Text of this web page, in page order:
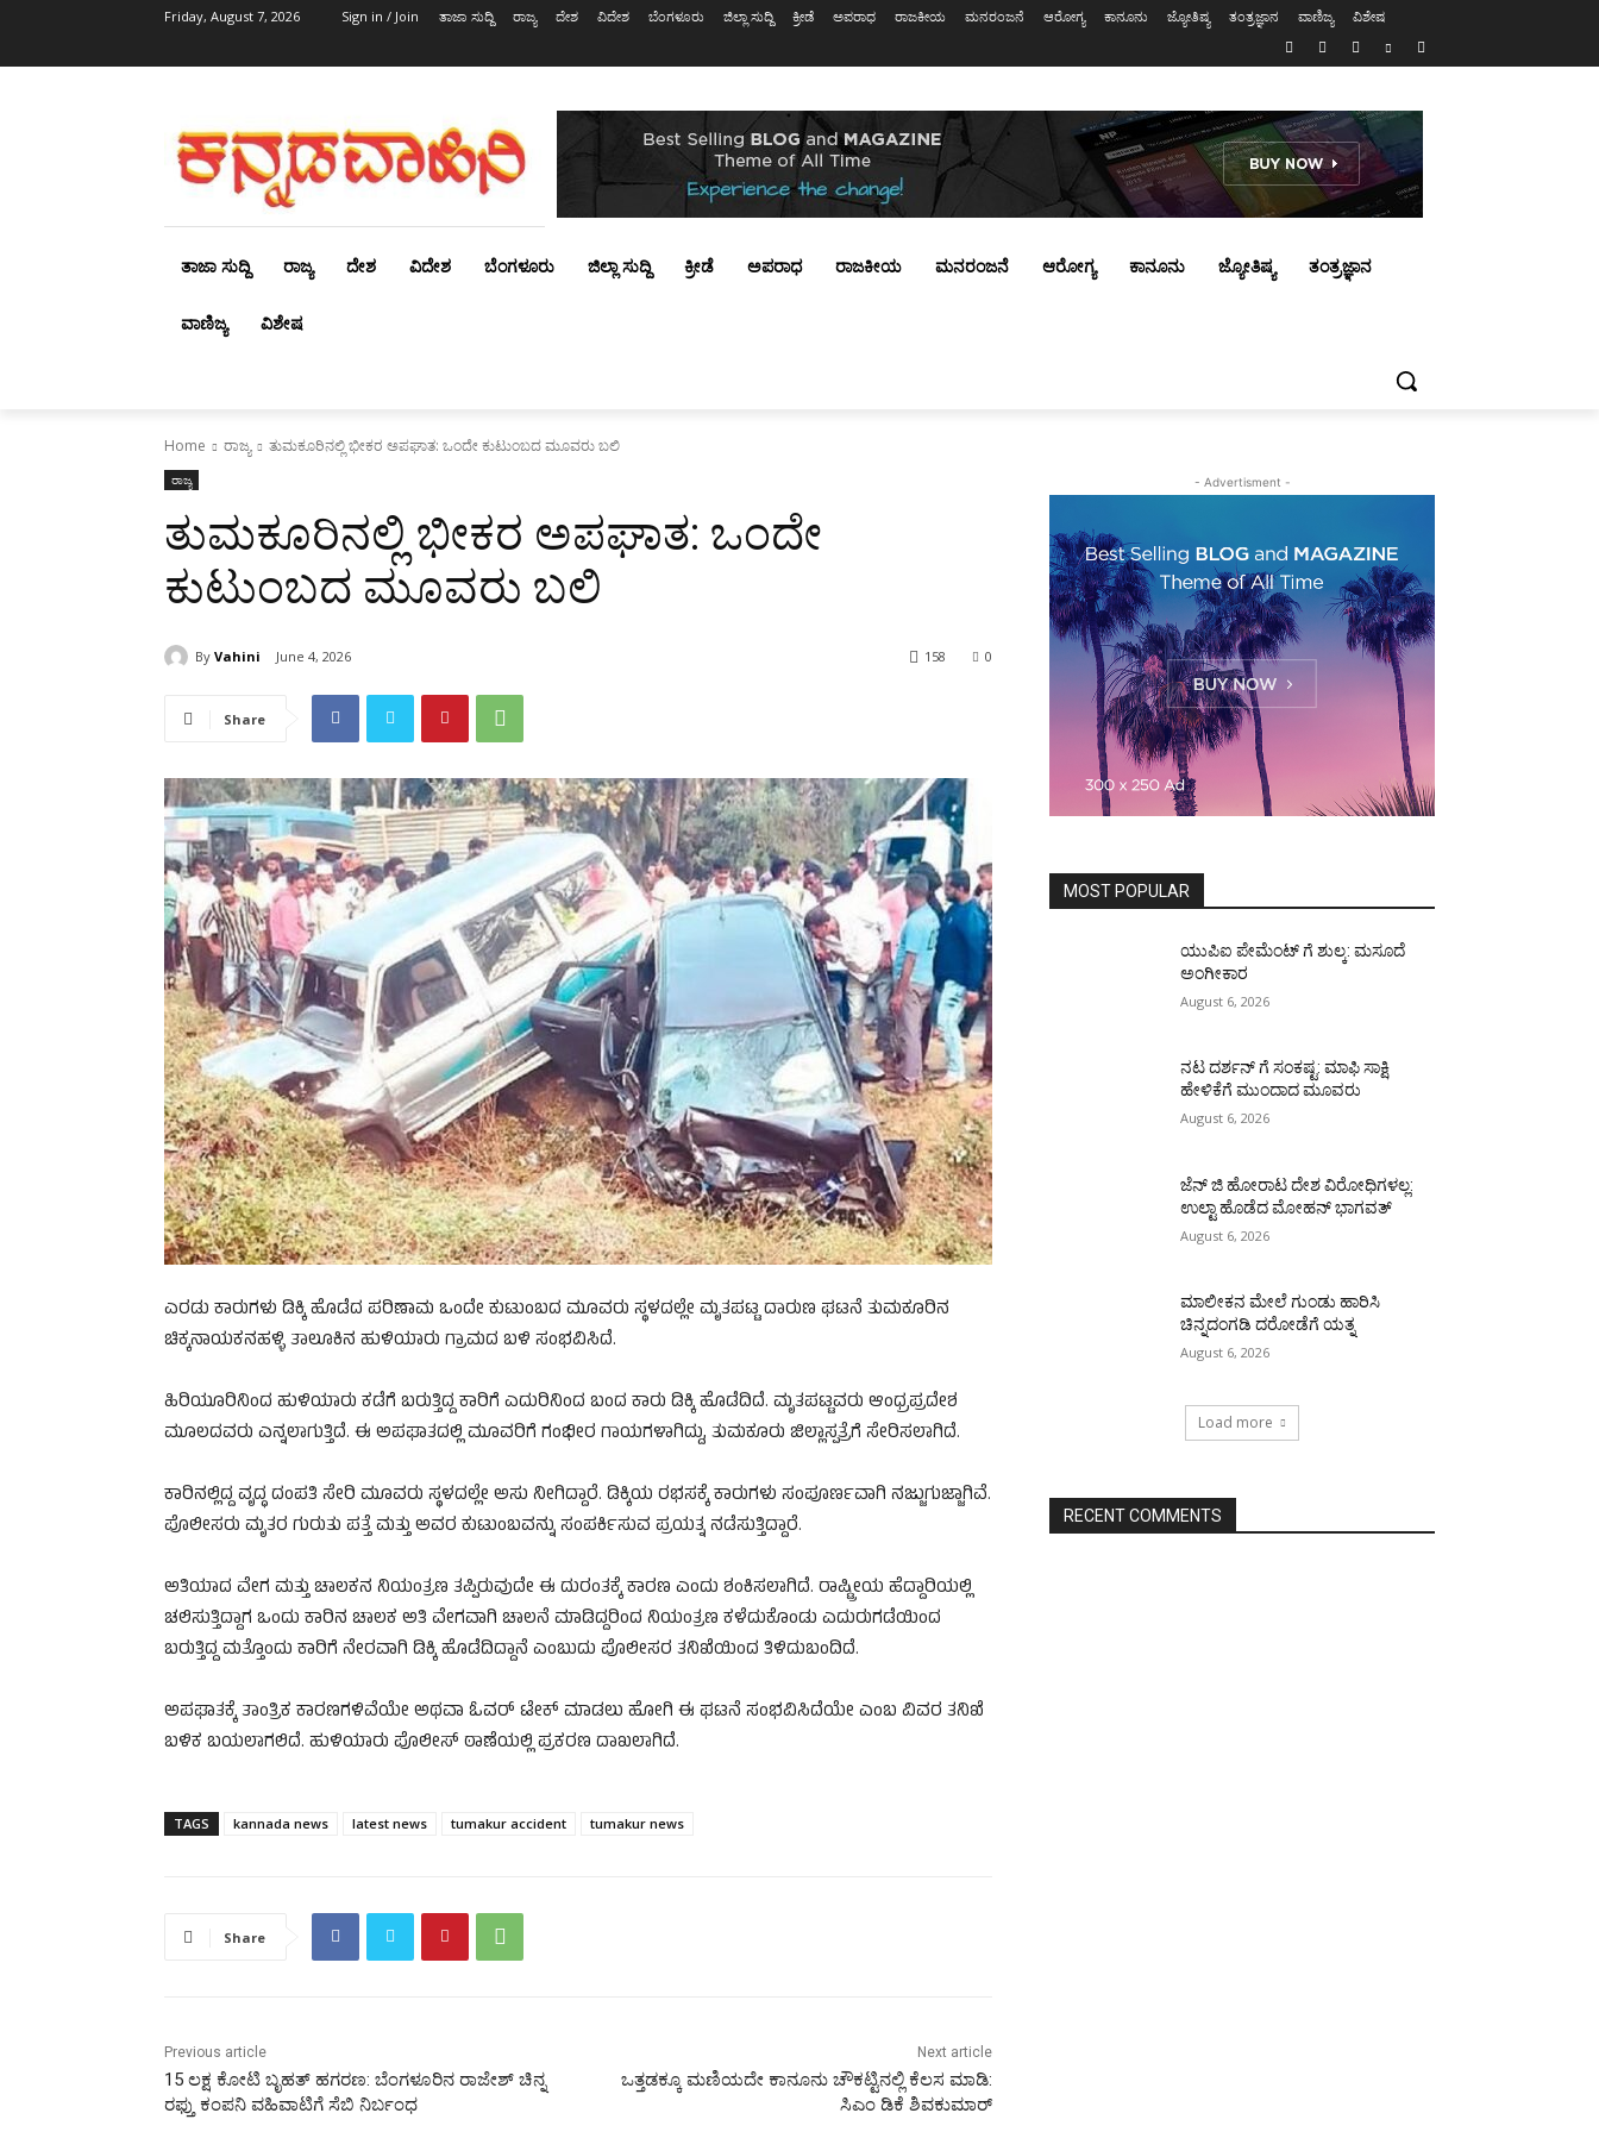
Friday, August 7, 2026 Sign in / Join ತಾಜಾ ಸುದ್ದಿ ರಾಜ್ಯ ದೇಶ ವಿದೇಶ ಬೆಂಗಳೂರು ಜಿಲ್ಲಾ ಸುದ್ದಿ ಕ್ರೀಡೆ ಅಪರಾಧ ರಾಜಕೀಯ ಮನರಂಜನೆ ಆರೋಗ್ಯ ಕಾನೂನು ಜ್ಯೋತಿಷ್ಯ ತಂತ್ರಜ್ಞಾನ ವಾಣಿಜ್ಯ ವಿಶೇಷ
ತಾಜಾ ಸುದ್ದಿ ರಾಜ್ಯ ದೇಶ ವಿದೇಶ ಬೆಂಗಳೂರು ಜಿಲ್ಲಾ ಸುದ್ದಿ ಕ್ರೀಡೆ ಅಪರಾಧ ರಾಜಕೀಯ ಮನರಂಜನೆ ಆರೋಗ್ಯ ಕಾನೂನು ಜ್ಯೋತಿಷ್ಯ ತಂತ್ರಜ್ಞಾನ
ವಾಣಿಜ್ಯ ವಿಶೇಷ
Home ರಾಜ್ಯ ತುಮಕೂರಿನಲ್ಲಿ ಭೀಕರ ಅಪಘಾತ: ಒಂದೇ ಕುಟುಂಬದ ಮೂವರು ಬಲಿ
ರಾಜ್ಯ
ತುಮಕೂರಿನಲ್ಲಿ ಭೀಕರ ಅಪಘಾತ: ಒಂದೇ
ಕುಟುಂಬದ ಮೂವರು ಬಲಿ
By Vahini June 4, 2026 0
158
Share
ಎರಡು ಕಾರುಗಳು ಡಿಕ್ಕಿ ಹೊಡೆದ ಪರಿಣಾಮ ಒಂದೇ ಕುಟುಂಬದ ಮೂವರು ಸ್ಥಳದಲ್ಲೇ ಮೃತಪಟ್ಟ ದಾರುಣ ಘಟನೆ ತುಮಕೂರಿನ
ಚಿಕ್ಕನಾಯಕನಹಳ್ಳಿ ತಾಲೂಕಿನ ಹುಳಿಯಾರು ಗ್ರಾಮದ ಬಳಿ ಸಂಭವಿಸಿದೆ.
ಹಿರಿಯೂರಿನಿಂದ ಹುಳಿಯಾರು ಕಡೆಗೆ ಬರುತ್ತಿದ್ದ ಕಾರಿಗೆ ಎದುರಿನಿಂದ ಬಂದ ಕಾರು ಡಿಕ್ಕಿ ಹೊಡೆದಿದೆ. ಮೃತಪಟ್ಟವರು ಆಂಧ್ರಪ್ರದೇಶ
ಮೂಲದವರು ಎನ್ನಲಾಗುತ್ತಿದೆ. ಈ ಅಪಘಾತದಲ್ಲಿ ಮೂವರಿಗೆ ಗಂಭೀರ ಗಾಯಗಳಾಗಿದ್ದು, ತುಮಕೂರು ಜಿಲ್ಲಾಸ್ಪತ್ರೆಗೆ ಸೇರಿಸಲಾಗಿದೆ.
ಕಾರಿನಲ್ಲಿದ್ದ ವೃದ್ಧ ದಂಪತಿ ಸೇರಿ ಮೂವರು ಸ್ಥಳದಲ್ಲೇ ಅಸು ನೀಗಿದ್ದಾರೆ. ಡಿಕ್ಕಿಯ ರಭಸಕ್ಕೆ ಕಾರುಗಳು ಸಂಪೂರ್ಣವಾಗಿ ನಜ್ಜುಗುಜ್ಜಾಗಿವೆ.
ಪೊಲೀಸರು ಮೃತರ ಗುರುತು ಪತ್ತೆ ಮತ್ತು ಅವರ ಕುಟುಂಬವನ್ನು ಸಂಪರ್ಕಿಸುವ ಪ್ರಯತ್ನ ನಡೆಸುತ್ತಿದ್ದಾರೆ.
ಅತಿಯಾದ ವೇಗ ಮತ್ತು ಚಾಲಕನ ನಿಯಂತ್ರಣ ತಪ್ಪಿರುವುದೇ ಈ ದುರಂತಕ್ಕೆ ಕಾರಣ ಎಂದು ಶಂಕಿಸಲಾಗಿದೆ. ರಾಷ್ಟ್ರೀಯ ಹೆದ್ದಾರಿಯಲ್ಲಿ
ಚಲಿಸುತ್ತಿದ್ದಾಗ ಒಂದು ಕಾರಿನ ಚಾಲಕ ಅತಿ ವೇಗವಾಗಿ ಚಾಲನೆ ಮಾಡಿದ್ದರಿಂದ ನಿಯಂತ್ರಣ ಕಳೆದುಕೊಂಡು ಎದುರುಗಡೆಯಿಂದ
ಬರುತ್ತಿದ್ದ ಮತ್ತೊಂದು ಕಾರಿಗೆ ನೇರವಾಗಿ ಡಿಕ್ಕಿ ಹೊಡೆದಿದ್ದಾನೆ ಎಂಬುದು ಪೊಲೀಸರ ತನಿಖೆಯಿಂದ ತಿಳಿದುಬಂದಿದೆ.
ಅಪಘಾತಕ್ಕೆ ತಾಂತ್ರಿಕ ಕಾರಣಗಳಿವೆಯೇ ಅಥವಾ ಓವರ್‌ ಟೇಕ್‌ ಮಾಡಲು ಹೋಗಿ ಈ ಘಟನೆ ಸಂಭವಿಸಿದೆಯೇ ಎಂಬ ವಿವರ ತನಿಖೆ
ಬಳಿಕ ಬಯಲಾಗಲಿದೆ. ಹುಳಿಯಾರು ಪೊಲೀಸ್ ಠಾಣೆಯಲ್ಲಿ ಪ್ರಕರಣ ದಾಖಲಾಗಿದೆ.
TAGS kannada news latest news tumakur accident tumakur news
Share
Previous article
15 ಲಕ್ಷ ಕೋಟಿ ಬೃಹತ್ ಹಗರಣ: ಬೆಂಗಳೂರಿನ ರಾಜೇಶ್ ಚಿನ್ನ
ರಫ್ತು ಕಂಪನಿ ವಹಿವಾಟಿಗೆ ಸೆಬಿ ನಿರ್ಬಂಧ
Next article
ಒತ್ತಡಕ್ಕೂ ಮಣಿಯದೇ ಕಾನೂನು ಚೌಕಟ್ಟಿನಲ್ಲಿ ಕೆಲಸ ಮಾಡಿ:
ಸಿಎಂ ಡಿಕೆ ಶಿವಕುಮಾರ್
- Advertisment -
MOST POPULAR
ಯುಪಿಐ ಪೇಮೆಂಟ್ ಗೆ ಶುಲ್ಕ: ಮಸೂದೆ
ಅಂಗೀಕಾರ
August 6, 2026
ನಟ ದರ್ಶನ್ ಗೆ ಸಂಕಷ್ಟ: ಮಾಫಿ ಸಾಕ್ಷಿ
ಹೇಳಿಕೆಗೆ ಮುಂದಾದ ಮೂವರು
August 6, 2026
ಜೆನ್ ಜಿ ಹೋರಾಟ ದೇಶ ವಿರೋಧಿಗಳಲ್ಲ:
ಉಲ್ಟಾ ಹೊಡೆದ ಮೋಹನ್ ಭಾಗವತ್
August 6, 2026
ಮಾಲೀಕನ ಮೇಲೆ ಗುಂಡು ಹಾರಿಸಿ
ಚಿನ್ನದಂಗಡಿ ದರೋಡೆಗೆ ಯತ್ನ
August 6, 2026
Load more
RECENT COMMENTS